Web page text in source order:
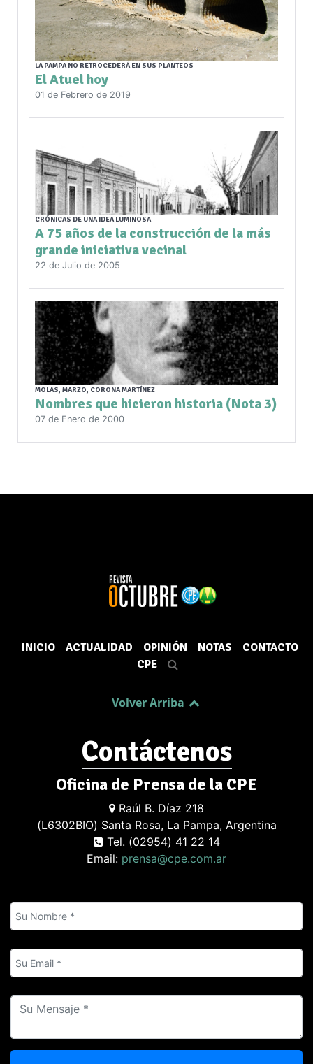
LA PAMPA NO RETROCEDERÁ EN SUS PLANTEOS
El Atuel hoy
01 de Febrero de 2019
CRÓNICAS DE UNA IDEA LUMINOSA
A 75 años de la construcción de la más
grande iniciativa vecinal
22 de Julio de 2005
MOLAS, MARZO, CORONA MARTÍNEZ
Nombres que hicieron historia (Nota 3)
07 de Enero de 2000
INICIO ACTUALIDAD OPINIÓN NOTAS
CONTACTO
CPE
Volver Arriba
Contáctenos
Oficina de Prensa de la CPE
Raúl B. Díaz 218
(L6302BIO) Santa Rosa, La Pampa, Argentina
Tel. (02954) 41 22 14
Email: prensa@cpe.com.ar